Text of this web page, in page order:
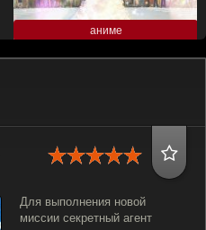
аниме
Для выполнения новой
миссии секретный агент